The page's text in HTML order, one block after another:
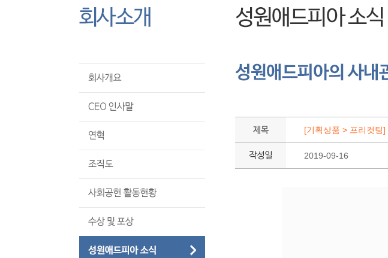
[기획상품 > 프리컷팅]
2019-09-16